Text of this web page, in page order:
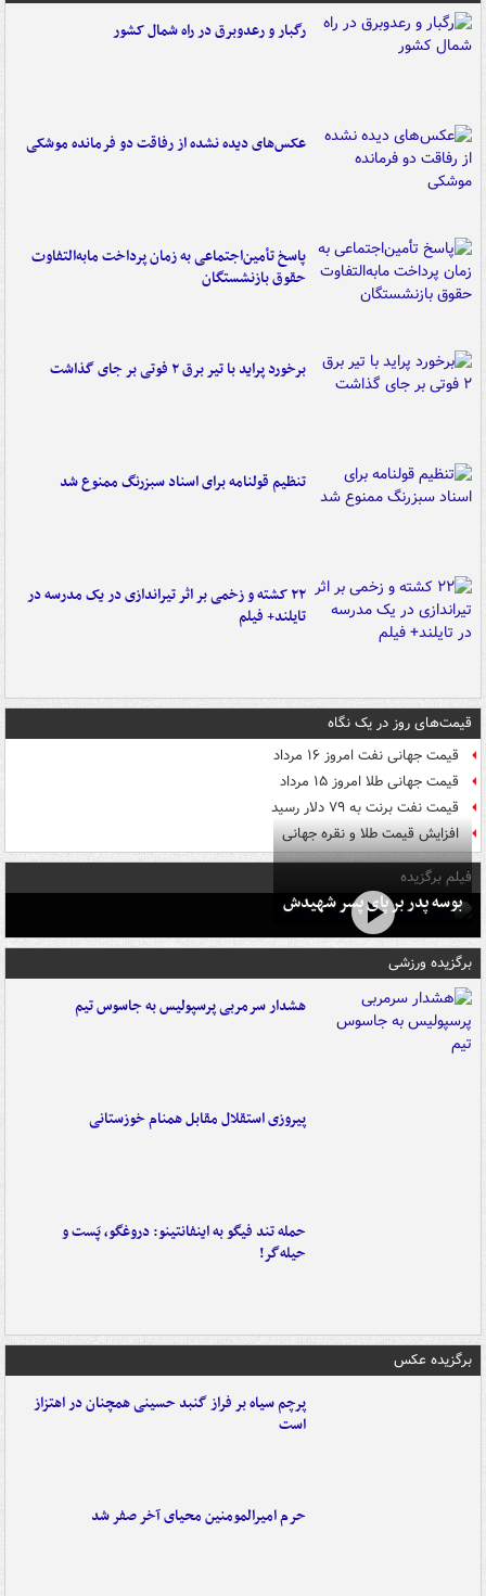
رگبار و رعدوبرق در راه شمال کشور
عکس‌های دیده نشده از رفاقت دو فرمانده‌ موشکی
پاسخ تأمین‌اجتماعی به زمان پرداخت مابه‌التفاوت
حقوق بازنشستگان
برخورد پراید با تیر برق ۲ فوتی بر جای گذاشت
تنظیم قولنامه برای اسناد سبزرنگ ممنوع شد
۲۲ کشته و زخمی بر اثر تیراندازی در یک مدرسه در
تایلند+ فیلم
قیمت‌های روز در یک نگاه
قیمت جهانی نفت امروز ۱۶ مرداد
قیمت جهانی طلا امروز ۱۵ مرداد
قیمت نفت برنت به ۷۹ دلار رسید
افزایش قیمت طلا و نقره جهانی
فیلم برگزیده
بوسه‌ پدر بر پای پسر شهیدش
برگزیده ورزشی
هشدار سرمربی پرسپولیس به جاسوس تیم
پیروزی استقلال مقابل همنام خوزستانی
حمله تند فیگو به اینفانتینو: دروغگو، پَست‌ و
حیله‌گر!
برگزیده عکس
پرچم سیاه بر فراز گنبد حسینی همچنان در اهتزاز
است
حرم امیرالمومنین محیای آخر صفر شد